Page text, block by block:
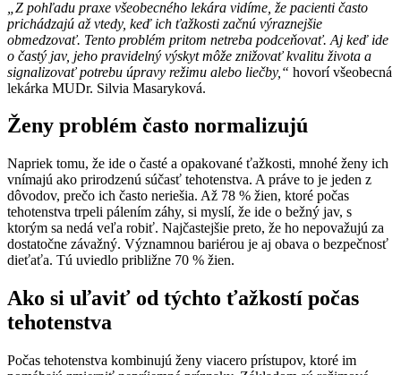
„Z pohľadu praxe všeobecného lekára vidíme, že pacienti často
prichádzajú až vtedy, keď ich ťažkosti začnú výraznejšie
obmedzovať. Tento problém pritom netreba podceňovať. Aj keď ide
o častý jav, jeho pravidelný výskyt môže znižovať kvalitu života a
signalizovať potrebu úpravy režimu alebo liečby,“ hovorí všeobecná
lekárka MUDr. Silvia Masaryková.
Ženy problém často normalizujú
Napriek tomu, že ide o časté a opakované ťažkosti, mnohé ženy ich
vnímajú ako prirodzenú súčasť tehotenstva. A práve to je jeden z
dôvodov, prečo ich často neriešia. Až 78 % žien, ktoré počas
tehotenstva trpeli pálením záhy, si myslí, že ide o bežný jav, s
ktorým sa nedá veľa robiť. Najčastejšie preto, že ho nepovažujú za
dostatočne závažný. Významnou bariérou je aj obava o bezpečnosť
dieťaťa. Tú uviedlo približne 70 % žien.
Ako si uľaviť od týchto ťažkostí počas
tehotenstva
Počas tehotenstva kombinujú ženy viacero prístupov, ktoré im